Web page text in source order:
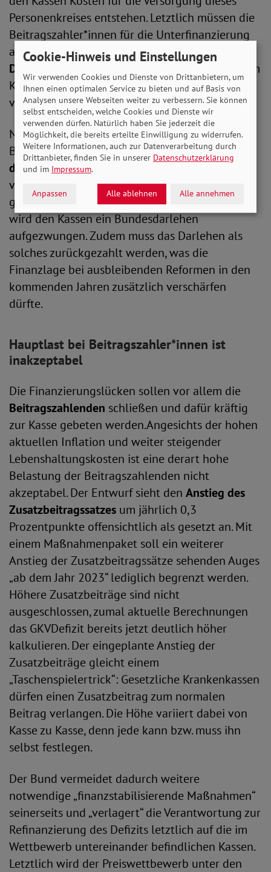
Personenkreises entstehen. Letztlich müssen die
Beitragszahler*innen für die Unterfinanzierung
aufkommen. Auch eine notwendige, regelhafte
Dynamisierung
des Bundeszuschusses, wie sie im
Koalitionsvertrag vereinbart wurde, sucht man
vergebens in dem Entwurf.
Noch zeitweiliger als der geringe
Bundeszuschuss wirkt dasBundesdarlehen an
den Gesundheitsfonds
, das den Kassen in Höhe
von einer Milliarde Euro für das Jahr 2023
gewährt wird. Zur finanziellen Stabilisierung
wird den Kassen ein Bundesdarlehen
aufgezwungen. Zudem muss das Darlehen als
solches zurückgezahlt werden, was die
Finanzlage bei ausbleibenden Reformen in den
kommenden Jahren zusätzlich verschärfen
dürfte.
Hauptlast bei Beitragszahler*innen ist
inakzeptabel
Die Finanzierungslücken sollen vor allem die
Beitragszahlenden schließen und dafür kräftig
zur Kasse gebeten werden.Angesichts der hohen
aktuellen Inflation und weiter steigender
Lebenshaltungskosten ist eine derart hohe
Belastung der Beitragszahlenden nicht
akzeptabel. Der Entwurf sieht den Anstieg des
Zusatzbeitragssatzes um jährlich 0,3
Prozentpunkte offensichtlich als gesetzt an. Mit
einem Maßnahmenpaket soll ein weiterer
Anstieg der Zusatzbeitragssätze sehenden Auges
„ab dem Jahr 2023“ lediglich begrenzt werden.
Höhere Zusatzbeiträge sind nicht
ausgeschlossen, zumal aktuelle Berechnungen
das GKVDefizit bereits jetzt deutlich höher
kalkulieren. Der eingeplante Anstieg der
Zusatzbeiträge gleicht einem
„Taschenspielertrick“: Gesetzliche Krankenkassen
dürfen einen Zusatzbeitrag zum normalen
Beitrag verlangen. Die Höhe variiert dabei von
Kasse zu Kasse, denn jede kann bzw. muss ihn
selbst festlegen.
Der Bund vermeidet dadurch weitere
notwendige „finanzstabilisierende Maßnahmen“
seinerseits und „verlagert“ die Verantwortung zur
Refinanzierung des Defizits letztlich auf die im
Wettbewerb untereinander befindlichen Kassen.
Letztlich wird der Preiswettbewerb unter den
Cookie-Hinweis und Einstellungen
Wir verwenden Cookies und Dienste von Drittanbietern, um
Ihnen einen optimalen Service zu bieten und auf Basis von
Analysen unsere Webseiten weiter zu verbessern. Sie können
selbst entscheiden, welche Cookies und Dienste wir
verwenden dürfen. Natürlich haben Sie jederzeit die
Möglichkeit, die bereits erteilte Einwilligung zu widerrufen.
Weitere Informationen, auch zur Datenverarbeitung durch
Drittanbieter, finden Sie in unserer Datenschutzerklärung
und im Impressum.
Anpassen Alle ablehnen Alle annehmen